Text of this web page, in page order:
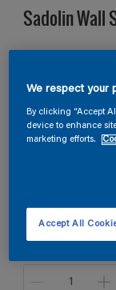
Sadolin Wall
Taj Mahal
2,5L
We respect your
By clicking “Accept
device to enhance
marketing efforts.
Accept All